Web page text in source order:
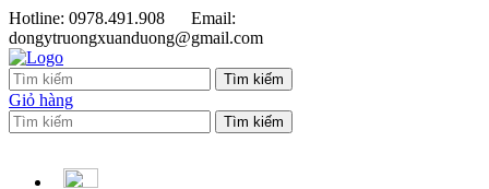
Hotline: 0978.491.908
Email:
dongytruongxuanduong@gmail.com
Giỏ hàng